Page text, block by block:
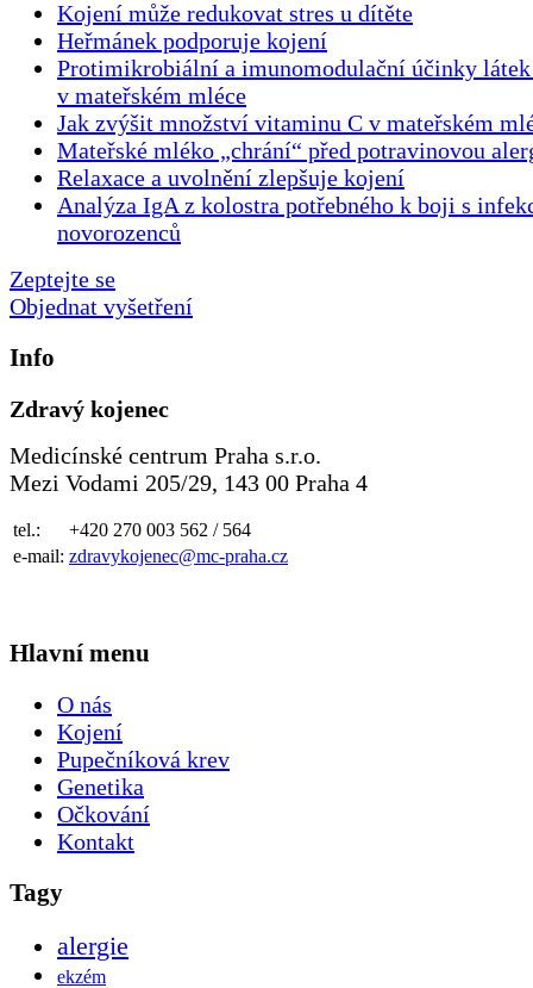
Kojení může redukovat stres u dítěte
Heřmánek podporuje kojení
Protimikrobiální a imunomodulační účinky látek
v mateřském mléce
Jak zvýšit množství vitaminu C v mateřském
Mateřské mléko „chrání“ před potravinovou
Relaxace a uvolnění zlepšuje kojení
Analýza IgA z kolostra potřebného k boji s
novorozenců
Zeptejte se
Objednat vyšetření
Info
Zdravý kojenec
Medicínské centrum Praha s.r.o.
Mezi Vodami 205/29, 143 00 Praha 4
tel.:
+420 270 003 562 / 564
e-mail: zdravykojenec@mc-praha.cz
Hlavní menu
O nás
Kojení
Pupečníková krev
Genetika
Očkování
Kontakt
Tagy
alergie
ekzém